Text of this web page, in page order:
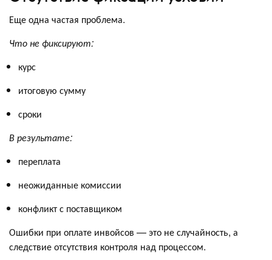
Еще одна частая проблема.
Что не фиксируют:
курс
итоговую сумму
сроки
В результате:
переплата
неожиданные комиссии
конфликт с поставщиком
Ошибки при оплате инвойсов — это не случайность, а
следствие отсутствия контроля над процессом.